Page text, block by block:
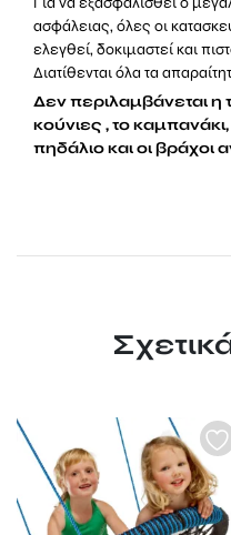
ασφάλειας, όλες οι
ελεγθεί, δοκιμαστεί και
Διατίθενται όλα τα
Δεν περιλαμβάνεται η
κούνιες , το καμπανάκι,
πηδάλιο και οι βράχοι